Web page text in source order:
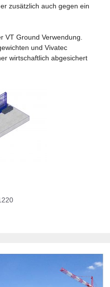
zusätzlich auch gegen ein
VT Ground Verwendung.
und Vivatec
wirtschaftlich abgesichert